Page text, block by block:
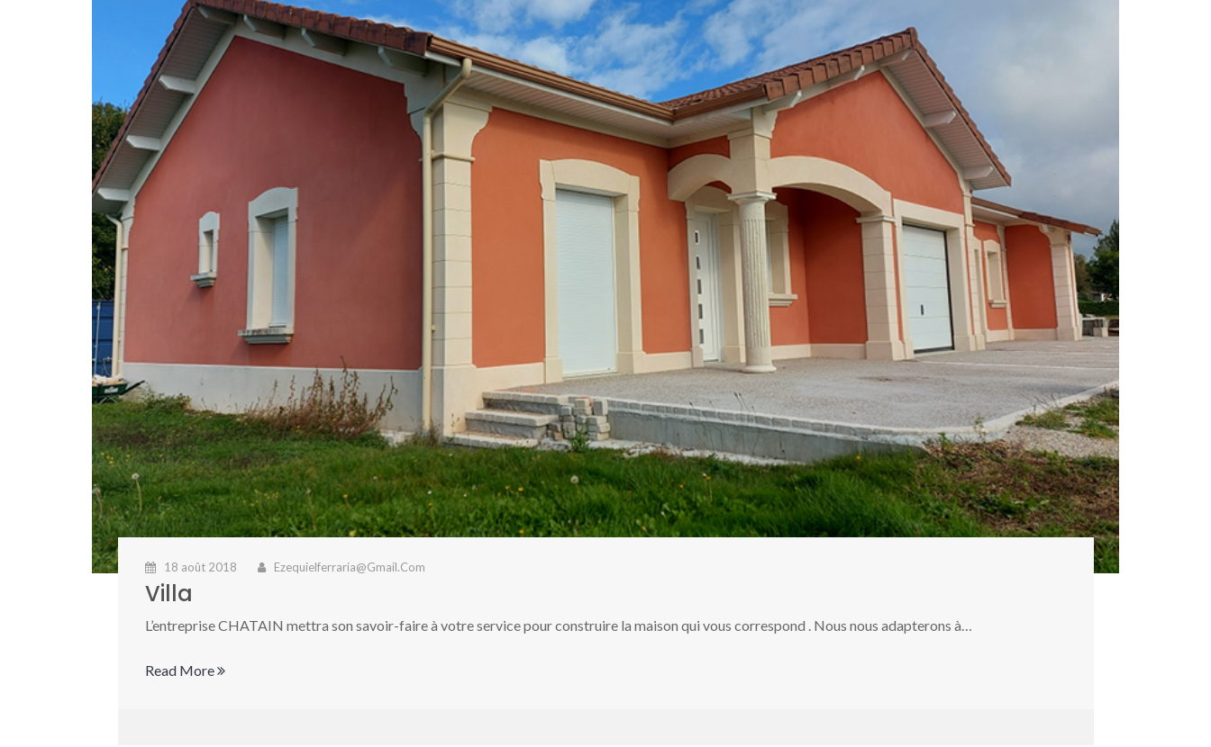
18 août 2018 Ezequielferraria@gmail.com
Villa
L’entreprise CHATAIN mettra son savoir-faire à votre service pour construire la maison qui vous correspond . Nous nous adapterons à…
Read More